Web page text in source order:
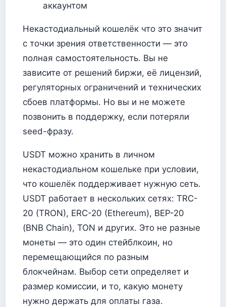
аккаунтом
Некастодиальный кошелёк что это значит
с точки зрения ответственности — это
полная самостоятельность. Вы не
зависите от решений биржи, её лицензий,
регуляторных ограничений и технических
сбоев платформы. Но вы и не можете
позвонить в поддержку, если потеряли
seed-фразу.
USDT можно хранить в личном
некастодиальном кошельке при условии,
что кошелёк поддерживает нужную сеть.
USDT работает в нескольких сетях: TRC-
20 (TRON), ERC-20 (Ethereum), BEP-20
(BNB Chain), TON и других. Это не разные
монеты — это один стейблкоин, но
перемещающийся по разным
блокчейнам. Выбор сети определяет и
размер комиссии, и то, какую монету
нужно держать для оплаты газа.